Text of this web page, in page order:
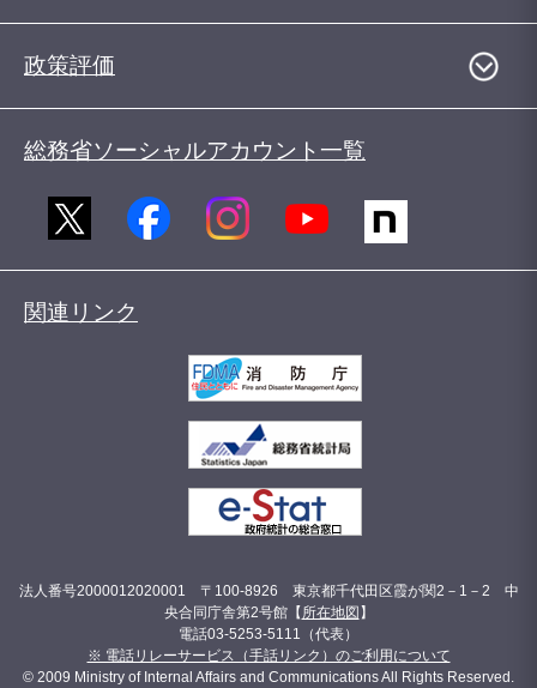
政策評価
総務省ソーシャルアカウント一覧
関連リンク
法人番号2000012020001 〒100-8926 東京都千代田区霞が関2－1－2 中
央合同庁舎第2号館【 所在地図 】
電話03-5253-5111（代表）
※ 電話リレーサービス（手話リンク）のご利用について
© 2009 Ministry of Internal Affairs and Communications All Rights Reserved.